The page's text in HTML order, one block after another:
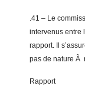
.41 – Le
intervenus entre
rapport. Il
pas de nature Ã
Rapport